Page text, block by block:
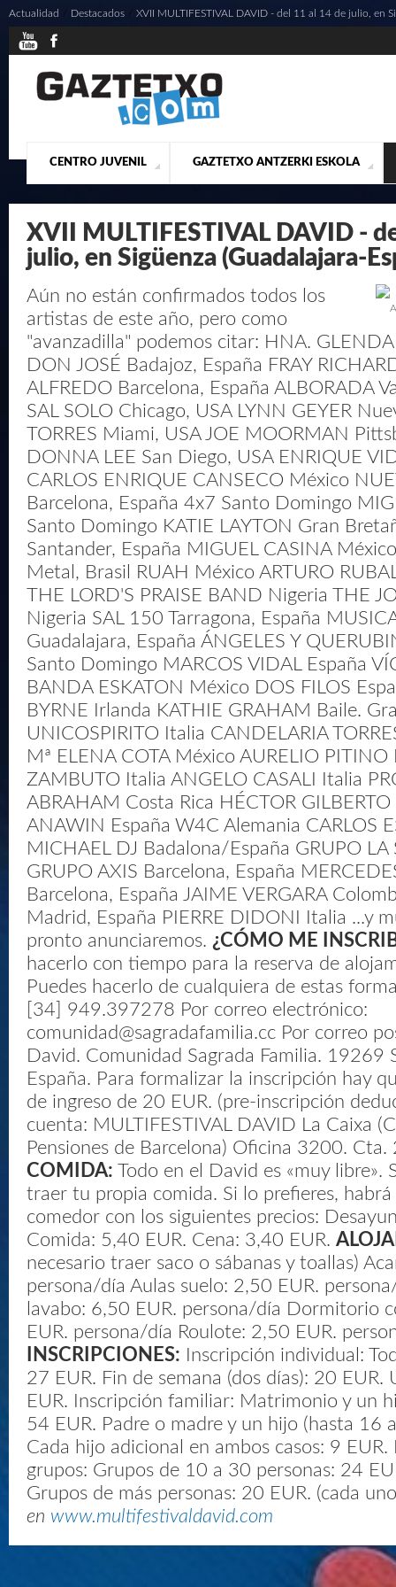
CENTRO JUVENIL
¿QUIENES SOMOS? ACTUALIDAD CONTACTO
GAZTETXO ANTZERKI ESKOLA
PRESENTACIÓN MUSICALES
Actualidad Destacados XVII MULTIFESTIVAL DAVID - del 11 al 14 de julio, en
XVII MULTIFESTIVAL DAVID -
julio, en Sigüenza (Guadalajara-
Aún no están confirmados todos los
artistas de este año, pero como
"avanzadilla" podemos citar: HNA.
DON JOSÉ Badajoz, España FRAY
ALFREDO Barcelona, España ALBORADA
SAL SOLO Chicago, USA LYNN GEYER
TORRES Miami, USA JOE MOORMAN
DONNA LEE San Diego, USA ENRIQUE
CARLOS ENRIQUE CANSECO México
Barcelona, España 4x7 Santo Domingo
Santo Domingo KATIE LAYTON Gran
Santander, España MIGUEL CASINA
Metal, Brasil RUAH México ARTURO
THE LORD'S PRAISE BAND Nigeria THE
Nigeria SAL 150 Tarragona, España
Guadalajara, España ÁNGELES Y
Santo Domingo MARCOS VIDAL España
BANDA ESKATON México DOS FILOS
BYRNE Irlanda KATHIE GRAHAM Baile.
UNICOSPIRITO Italia CANDELARIA
Mª ELENA COTA México AURELIO
ZAMBUTO Italia ANGELO CASALI Italia
ABRAHAM Costa Rica HÉCTOR
ANAWIN España W4C Alemania CARLOS
MICHAEL DJ Badalona/España GRUPO LA
GRUPO AXIS Barcelona, España
Barcelona, España JAIME VERGARA
Madrid, España PIERRE DIDONI Italia ...y
pronto anunciaremos. ¿CÓMO ME
hacerlo con tiempo para la reserva de
Puedes hacerlo de cualquiera de estas
[34] 949.397278 Por correo electrónico:
comunidad@sagradafamilia.cc Por correo
David. Comunidad Sagrada Familia. 19269
España. Para formalizar la inscripción hay
de ingreso de 20 EUR. (pre-inscripción
cuenta: MULTIFESTIVAL DAVID La Caixa
Pensiones de Barcelona) Oficina 3200.
COMIDA: Todo en el David es «muy libre».
traer tu propia comida. Si lo prefieres,
comedor con los siguientes precios:
Comida: 5,40 EUR. Cena: 3,40 EUR.
necesario traer saco o sábanas y toallas)
persona/día Aulas suelo: 2,50 EUR.
lavabo: 6,50 EUR. persona/día Dormitorio
EUR. persona/día Roulote: 2,50 EUR.
INSCRIPCIONES: Inscripción individual:
27 EUR. Fin de semana (dos días): 20 EUR.
EUR. Inscripción familiar: Matrimonio y un
54 EUR. Padre o madre y un hijo (hasta 16
Cada hijo adicional en ambos casos: 9
grupos: Grupos de 10 a 30 personas: 24
Grupos de más personas: 20 EUR. (cada
en www.multifestivaldavid.com